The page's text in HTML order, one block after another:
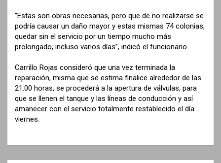
“Estas son obras necesarias, pero que de no realizarse se
podría causar un daño mayor y estas mismas 74 colonias,
quedar sin el servicio por un tiempo mucho más
prolongado, incluso varios días”, indicó el funcionario.
Carrillo Rojas consideró que una vez terminada la
reparación, misma que se estima finalice alrededor de las
21:00 horas, se procederá a la apertura de válvulas, para
que se llenen el tanque y las líneas de conducción y así
amanecer con el servicio totalmente restablecido el día
viernes.